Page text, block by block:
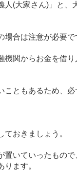
人 (大家さん) 」と、
合は注意が必要で
関からお金を借
ともあるため、必
おきましょう。
いていったもの
ます。